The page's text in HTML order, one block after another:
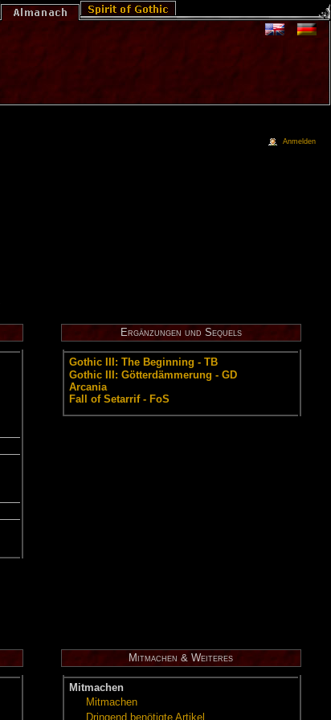
Er­gän­zun­gen und Se­quels
Go­t­hic III: The Be­gin­ning - TB
Go­t­hic III: Göt­ter­däm­me­rung - GD
Ar­ca­nia
Fall of Setar­rif - FoS
Mit­ma­chen & Wei­te­res
Mit­ma­chen
Mit­ma­chen
Drin­gend be­nö­tig­te Ar­ti­kel
Anmelden